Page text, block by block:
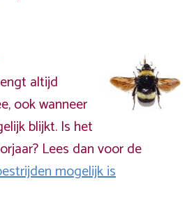
altijd
ook wanneer
blijkt. Is het
Lees dan voor de
mogelijk is